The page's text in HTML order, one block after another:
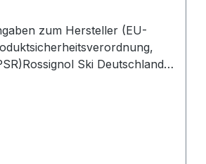
zum Hersteller (EU-
Ski Deutschland